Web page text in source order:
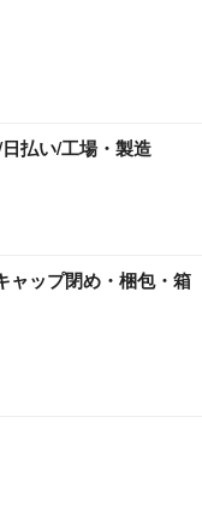
払い/工場・製造
ャップ閉め・梱包・箱